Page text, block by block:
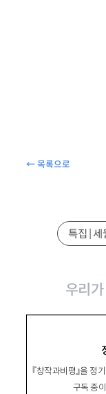
← 목록으로
『창작과비평』을 정
구독 중
특집 |
우리